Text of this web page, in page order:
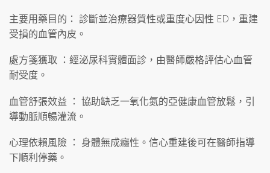
主要用藥目的： 診斷並治療器質性或重度心因性 ED，重建
受損的血管內皮。
處方箋獲取 ：經泌尿科實體面診，由醫師嚴格評估心血管
耐受度。
血管舒張效益 ： 協助缺乏一氧化氮的亞健康血管放鬆，引
導動脈順暢灌流。
心理依賴風險 ： 身體無成癮性。信心重建後可在醫師指導
下順利停藥。